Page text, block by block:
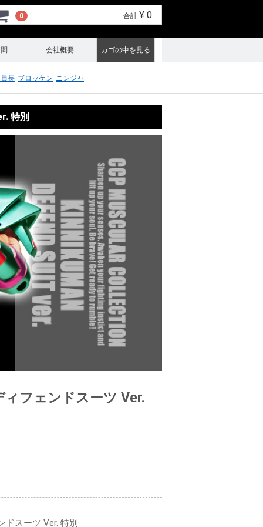
0 合計 ¥ 0
会社概要 カゴの中を見る
長 ブロッケン ニンジャ
特別
ィフェンドスーツ Ver.
ドスーツ Ver. 特別